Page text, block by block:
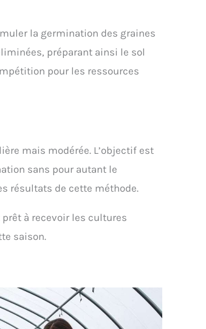
la germination des graines
préparant ainsi le sol
pour les ressources
mais modérée. L’objectif est
sans pour autant le
résultats de cette méthode.
à recevoir les cultures
saison.